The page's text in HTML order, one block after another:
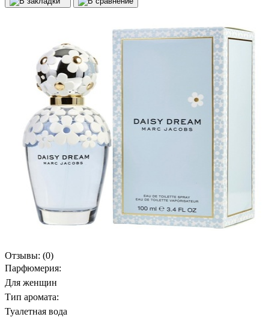
Отзывы: (0)
Парфюмерия:
Для женщин
Тип аромата:
Туалетная вода